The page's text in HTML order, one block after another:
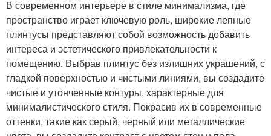
В современном интерьере в стиле минимализма, где
пространство играет ключевую роль, широкие лепные
плинтусы представляют собой возможность добавить
интереса и эстетического привлекательности к
помещению. Выбрав плинтус без излишних украшений, с
гладкой поверхностью и чистыми линиями, вы создадите
чистые и утонченные контуры, характерные для
минималистического стиля. Покрасив их в современные
оттенки, такие как серый, черный или металлические